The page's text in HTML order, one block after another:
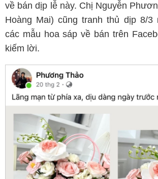
về bán dịp lễ này. Chị Nguyễn
Hoàng Mai) cũng tranh thủ dịp 8/3
các mẫu hoa sáp về bán trên
kiếm lời.